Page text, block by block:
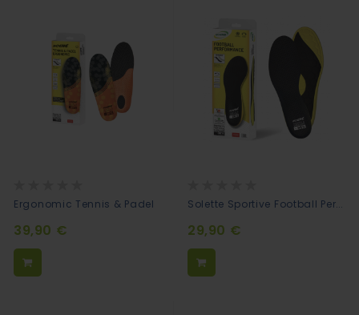
0%
Ergonomic Tennis & Padel
39,90 €
0% Solette Sportive Football Performance
29,90 €